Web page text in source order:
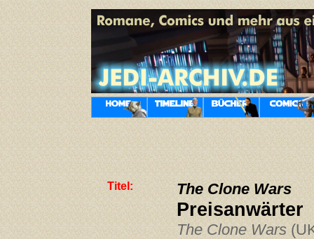
Titel: The Clone Wars
Preisanwärter
The Clone Wars